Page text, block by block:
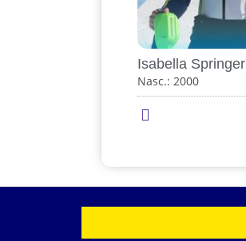
Isabella Springer
Nasc.: 2000